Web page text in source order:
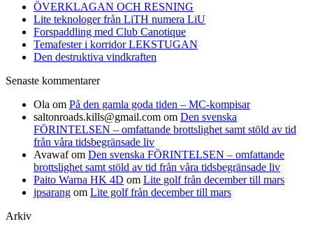
ÖVERKLAGAN OCH RESNING
Lite teknologer från LiTH numera LiU
Forspaddling med Club Canotique
Temafester i korridor LEKSTUGAN
Den destruktiva vindkraften
Senaste kommentarer
Ola om På den gamla goda tiden – MC-kompisar
saltonroads.kills@gmail.com om Den svenska
FÖRINTELSEN – omfattande brottslighet samt stöld av tid
från våra tidsbegränsade liv
Avawafom Den svenska FÖRINTELSEN – omfattande
brottslighet samt stöld av tid från våra tidsbegränsade liv
Paito Warna HK 4D om Lite golf från december till mars
jpsarang om Lite golf från december till mars
Arkiv